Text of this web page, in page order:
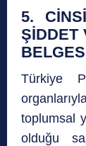
5.
ŞİDDET
Türkiye
toplumsal
olduğu